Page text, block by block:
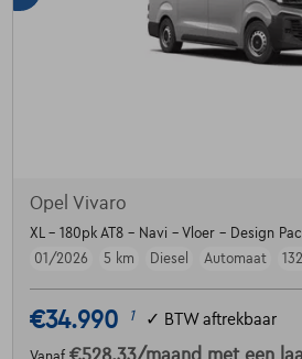
Opel Vivaro
XL - 180pk AT8 - Navi - Vloer - Design
01/2026
5 km Diesel Automaat
€34.990 1 ✓ BTW aftrekbaar